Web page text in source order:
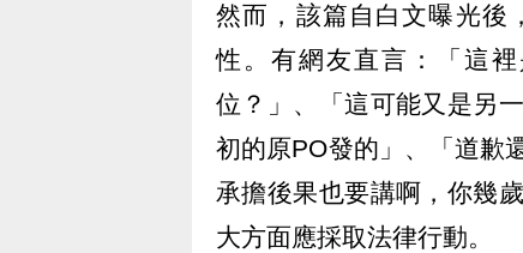
然而，該篇自白文曝光後
性。有網友直言：「這
位？」、「這可能又是另
初的原PO發的」、「道歉
承擔後果也要講啊，你幾
大方面應採取法律行動。